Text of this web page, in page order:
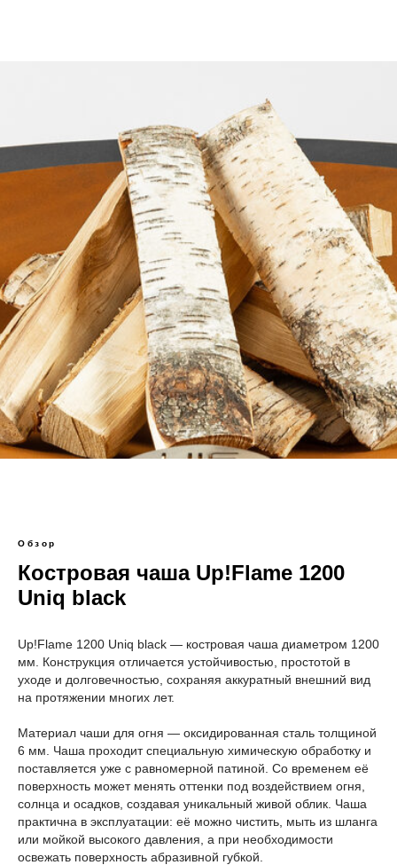
Обзор
Костровая чаша Up!Flame 1200
Uniq black
Up!Flame 1200 Uniq black — костровая чаша диаметром 1200
мм. Конструкция отличается устойчивостью, простотой в
уходе и долговечностью, сохраняя аккуратный внешний вид
на протяжении многих лет.
Материал чаши для огня — оксидированная сталь толщиной
6 мм. Чаша проходит специальную химическую обработку и
поставляется уже с равномерной патиной. Со временем её
поверхность может менять оттенки под воздействием огня,
солнца и осадков, создавая уникальный живой облик. Чаша
практична в эксплуатации: её можно чистить, мыть из шланга
или мойкой высокого давления, а при необходимости
освежать поверхность абразивной губкой.